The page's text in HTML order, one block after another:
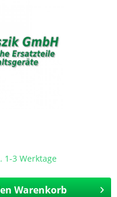
1-3 Werktage
Warenkorb